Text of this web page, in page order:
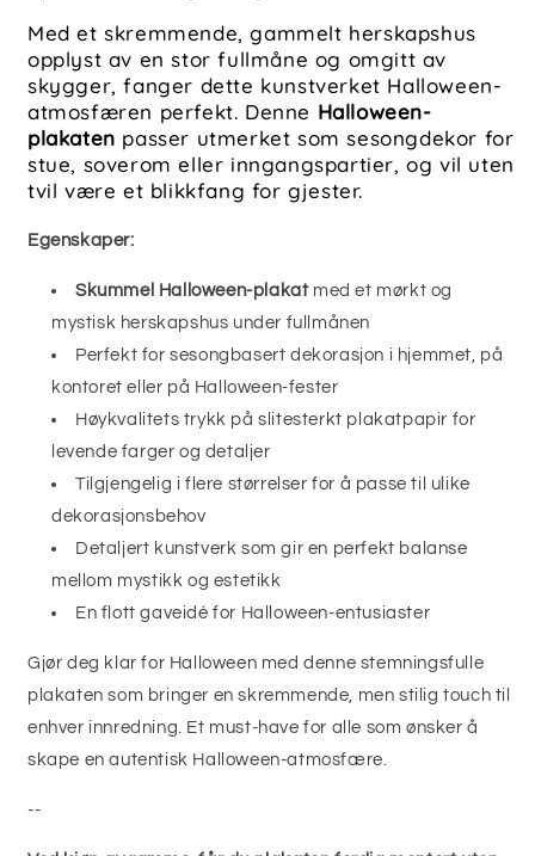
Med et skremmende, gammelt herskapshus
opplyst av en stor fullmåne og omgitt av
skygger, fanger dette kunstverket Halloween-
atmosfæren perfekt. Denne Halloween-
plakaten passer utmerket som sesongdekor for
stue, soverom eller inngangspartier, og vil uten
tvil være et blikkfang for gjester.
Egenskaper:
Skummel Halloween-plakatmed et mørkt og
mystisk herskapshus under fullmånen
Perfekt for sesongbasert dekorasjon i hjemmet, på
kontoret eller på Halloween-fester
Høykvalitets trykk på slitesterkt plakatpapir for
levende farger og detaljer
Tilgjengelig i flere størrelser for å passe til ulike
dekorasjonsbehov
Detaljert kunstverk som gir en perfekt balanse
mellom mystikk og estetikk
En flott gaveidé for Halloween-entusiaster
Gjør deg klar for Halloween med denne stemningsfulle
plakaten som bringer en skremmende, men stilig touch til
enhver innredning. Et must-have for alle som ønsker å
skape en autentisk Halloween-atmosfære.
--